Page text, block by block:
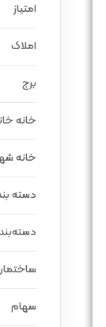
امتیاز
املاک
برج
خانه
خانه
دسته
سهام